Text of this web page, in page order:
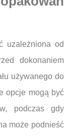
uzależniona od
dokonaniem
używanego do
opcje mogą być
podczas gdy
może podnieść